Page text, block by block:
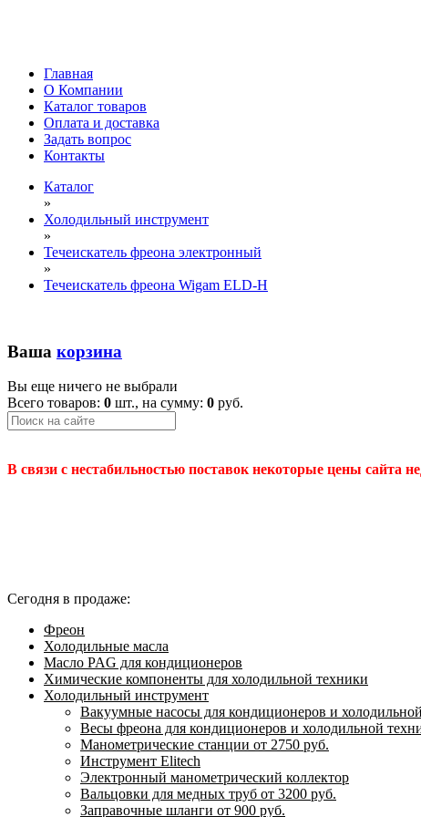
Главная
О Компании
Каталог товаров
Оплата и доставка
Задать вопрос
Контакты
Каталог
»
Холодильный инструмент
»
Течеискатель фреона электронный
»
Течеискатель фреона Wigam ELD-H
Ваша корзина
Вы еще ничего не выбрали
Всего товаров: 0 шт., на сумму: 0 руб.
В связи с нестабильностью поставок некоторые цены сайта
Сегодня в продаже:
Фреон
Холодильные масла
Масло PAG для кондиционеров
Химические компоненты для холодильной техники
Холодильный инструмент
Вакуумные насосы для кондиционеров и
Весы фреона для кондиционеров и холодильной
Манометрические станции от 2750 руб.
Инструмент Elitech
Электронный манометрический коллектор
Вальцовки для медных труб от 3200 руб.
Заправочные шланги от 900 руб.